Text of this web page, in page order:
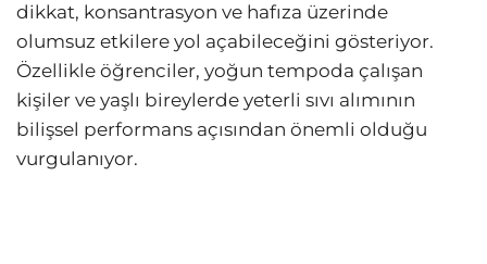
dikkat, konsantrasyon ve hafıza üzerinde
olumsuz etkilere yol açabileceğini gösteriyor.
Özellikle öğrenciler, yoğun tempoda çalışan
kişiler ve yaşlı bireylerde yeterli sıvı alımının
bilişsel performans açısından önemli olduğu
vurgulanıyor.